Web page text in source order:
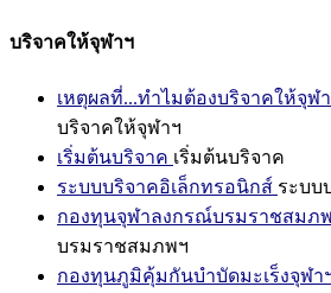
บริจาคให้จุฬาฯ
เหตุผลที่...ทำไมต้องบริจาคให้จุฬ
บริจาคให้จุฬาฯ
เริ่มต้นบริจาค เริ่มต้นบริจาค
ระบบบริจาคอิเล็กทรอนิกส์ ระบบ
กองทุนจุฬาลงกรณ์บรมราชสมภ
บรมราชสมภพฯ
กองทุนภูมิคุ้มกันบำบัดมะเร็งจุฬา